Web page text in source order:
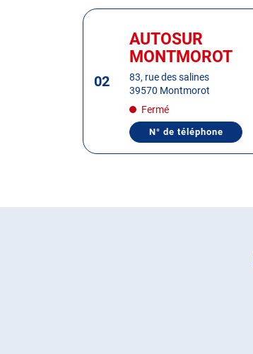
informations
DU
DOLE
Appuyer
ENTRÉE
plus
amples
02
Centre
:
AUTOSUR
MONTMOROT
83, rue des salines
39570 Montmorot
Fermé
N° de téléphone
AFFICHER
NUMÉRO
AUTOSUR